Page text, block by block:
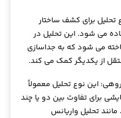
تحلیل برای کشف ساختار
می شود. این تحلیل در
می شود که به جداسازی
از یکدیگر کمک می کند.
این نوع تحلیل معمولاً
برای تفاوت بین دو یا چند
تحلیل واریانس